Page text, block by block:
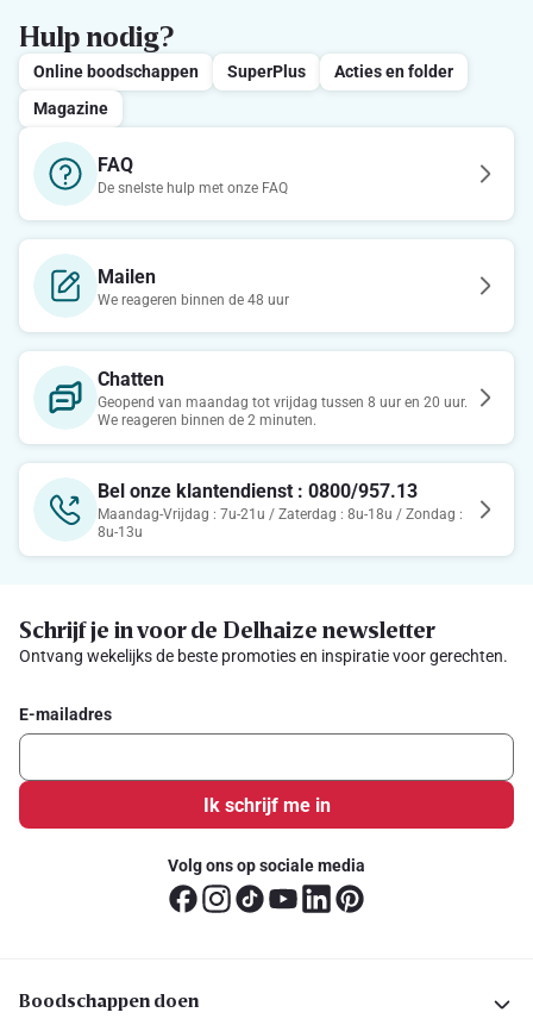
Hulp nodig?
Online boodschappen SuperPlus
Acties en folder
Magazine
FAQ
De snelste hulp met onze FAQ
Mailen
We reageren binnen de 48 uur
Chatten
Geopend van maandag tot vrijdag tussen 8 uur en 20 uur.
We reageren binnen de 2 minuten.
Bel onze klantendienst : 0800/957.13
Maandag-Vrijdag : 7u-21u / Zaterdag : 8u-18u / Zondag :
8u-13u
Schrijf je in voor de Delhaize newsletter
Ontvang wekelijks de beste promoties en inspiratie voor gerechten.
E-mailadres
Ik schrijf me in
Volg ons op sociale media
Boodschappen doen